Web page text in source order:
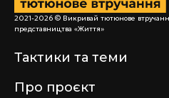
2021-2026 © Викривай тютюнове
представництва «Життя»
Тактики та теми
Про проєкт